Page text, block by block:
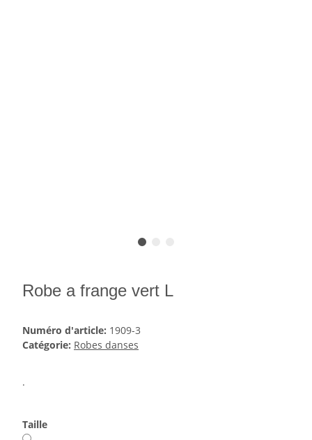
Robe a frange vert L
Numéro d'article: 1909-3
Catégorie: Robes danses
.
Taille